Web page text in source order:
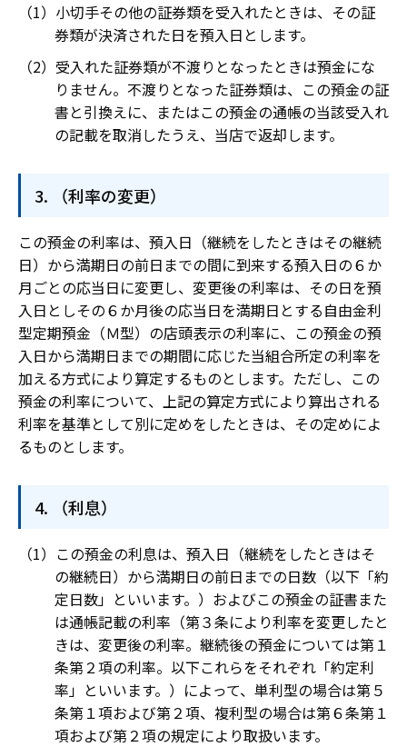
小切手その他の証券類を受入れたときは、その証
券類が決済された日を預入日とします。
受入れた証券類が不渡りとなったときは預金にな
りません。不渡りとなった証券類は、この預金の証
書と引換えに、またはこの預金の通帳の当該受入れ
の記載を取消したうえ、当店で返却します。
（利率の変更）
この預金の利率は、預入日（継続をしたときはその継続
日）から満期日の前日までの間に到来する預入日の６か
月ごとの応当日に変更し、変更後の利率は、その日を預
入日としその６か月後の応当日を満期日とする自由金利
型定期預金（Ｍ型）の店頭表示の利率に、この預金の預
入日から満期日までの期間に応じた当組合所定の利率を
加える方式により算定するものとします。ただし、この
預金の利率について、上記の算定方式により算出される
利率を基準として別に定めをしたときは、その定めによ
るものとします。
（利息）
この預金の利息は、預入日（継続をしたときはそ
の継続日）から満期日の前日までの日数（以下「約
定日数」といいます。）およびこの預金の証書また
は通帳記載の利率（第３条により利率を変更したと
きは、変更後の利率。継続後の預金については第１
条第２項の利率。以下これらをそれぞれ「約定利
率」といいます。）によって、単利型の場合は第５
条第１項および第２項、複利型の場合は第６条第１
項および第２項の規定により取扱います。